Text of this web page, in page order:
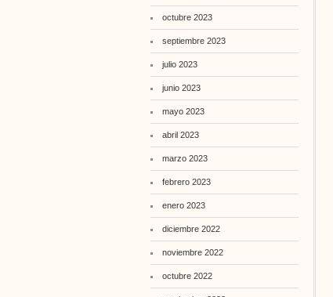
octubre 2023
septiembre 2023
julio 2023
junio 2023
mayo 2023
abril 2023
marzo 2023
febrero 2023
enero 2023
diciembre 2022
noviembre 2022
octubre 2022